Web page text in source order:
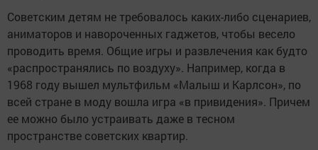
Советским детям не требовалось каких-либо сценариев,
аниматоров и навороченных гаджетов, чтобы весело
проводить время. Общие игры и развлечения как будто
«распространялись по воздуху». Например, когда в
1968 году вышел мультфильм «Малыш и Карлсон», по
всей стране в моду вошла игра «в привидения». Причем
ее можно было устраивать даже в тесном
пространстве советских квартир.